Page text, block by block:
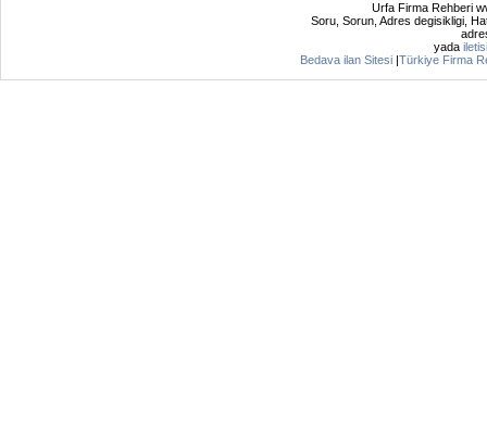
Urfa Firma Rehberi
Soru, Sorun, Adres degisikligi,
yada
Bedava ilan Sitesi |Türkiye Firma